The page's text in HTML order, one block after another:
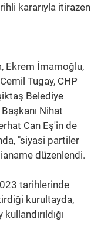
kararıyla itirazen
Ekrem İmamoğlu,
Tugay, CHP
Belediye
Nihat
Can Eş'in de
"siyasi partiler
düzenlendi.
tarihlerinde
kurultayda,